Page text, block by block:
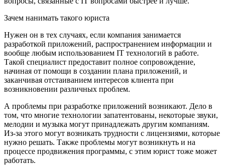
Зачем нанимать такого юриста
Нужен он в тех случаях, если компания занимается
разработкой приложений, распространением информации и
вообще любым использованием IT технологий в работе.
Такой специалист предоставит полное сопровождение,
начиная от помощи в создании плана приложений, и
заканчивая отстаиванием интересов клиента при
возникновении различных проблем.
А проблемы при разработке приложений возникают. Дело в
том, что многие технологии запатентованы, некоторые звуки,
мелодии и музыка могут принадлежать другим компаниям.
Из-за этого могут возникать трудности с лицензиями, которые
нужно решать. Также проблемы могут возникнуть и на
процессе продвижения программы, с этим юрист тоже может
работать.